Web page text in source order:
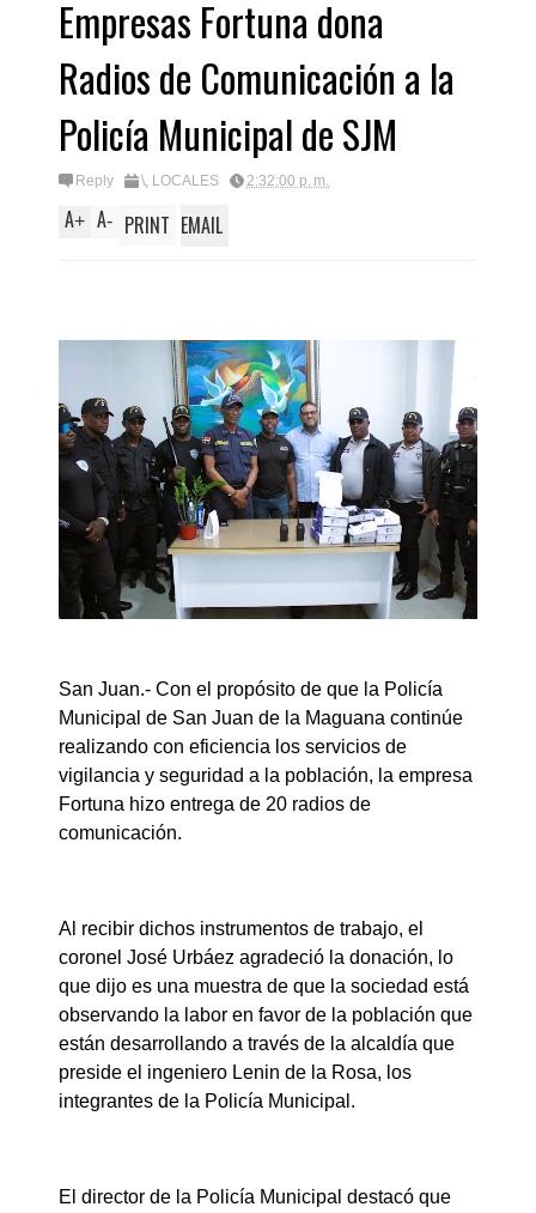
Empresas Fortuna dona
Radios de Comunicación a la
Policía Municipal de SJM
Reply \, LOCALES 2:32:00 p. m.
A+ A- PRINT EMAIL
San Juan.- Con el propósito de que la Policía
Municipal de San Juan de la Maguana continúe
realizando con eficiencia los servicios de
vigilancia y seguridad a la población, la empresa
Fortuna hizo entrega de 20 radios de
comunicación.
Al recibir dichos instrumentos de trabajo, el
coronel José Urbáez agradeció la donación, lo
que dijo es una muestra de que la sociedad está
observando la labor en favor de la población que
están desarrollando a través de la alcaldía que
preside el ingeniero Lenin de la Rosa, los
integrantes de la Policía Municipal.
El director de la Policía Municipal destacó que